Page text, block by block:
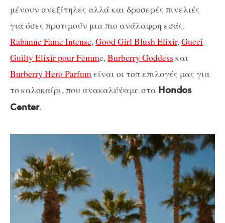
μένουν ανεξίτηλες αλλά και δροσερές πινελιές
για όσες προτιμούν μια πιο ανάλαφρη εσάς.
Rabanne Fame Intense,Good Girl Blush Elixir,Gucci
Guilty Elixir pour Femme,Burberry Goddess και
Burberry Hero Parfumείναι οι τοπ επιλογές μας για
το καλοκαίρι, που ανακαλύψαμε στα Hondos
Center.